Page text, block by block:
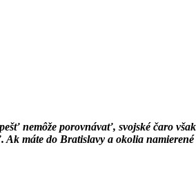
nemôže porovnávať, svojské čaro však
Ak máte do Bratislavy a okolia namierené